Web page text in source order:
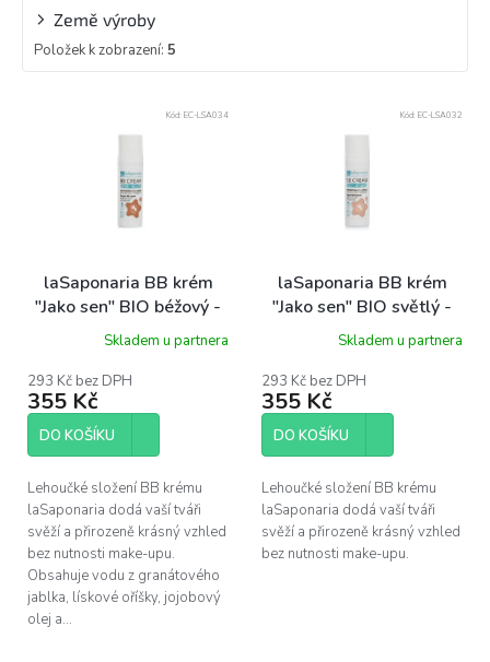
Země výroby
Položek k zobrazení: 5
ů
laSaponaria BB krém
"Jako sen" BIO béžový -
lehké krytí s matným
finišem, 30 ml
Skladem u partnera
293 Kč bez DPH
355 Kč
DO KOŠÍKU
Lehoučké složení BB krému
laSaponaria dodá vaší tváři
svěží a přirozeně krásný vzhled
bez nutnosti make-upu.
Obsahuje vodu z granátového
jablka, lískové oříšky, jojobový
olej a...
Kód: EC-LSA034
laSaponaria BB krém
"Jako sen" BIO světlý -
lehké krytí s matným
finišem, 30 ml
Skladem u partnera
293 Kč bez DPH
355 Kč
DO KOŠÍKU
Lehoučké složení BB krému
laSaponaria dodá vaší tváři
svěží a přirozeně krásný vzhled
bez nutnosti make-upu.
Kód: EC-LSA032